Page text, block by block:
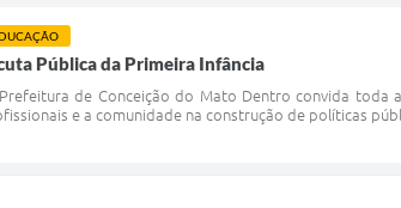
Pública da Primeira Infância
de Conceição do Mato Dentro convida toda
e a comunidade na construção de políticas